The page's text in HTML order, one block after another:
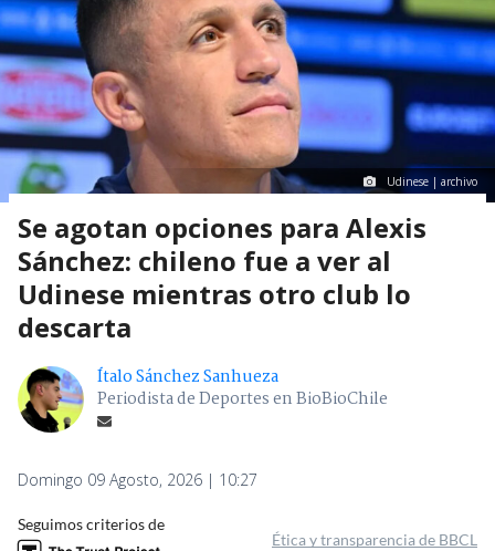
Udinese | archivo
Se agotan opciones para Alexis
Sánchez: chileno fue a ver al
Udinese mientras otro club lo
descarta
Ítalo Sánchez Sanhueza
Periodista de Deportes en BioBioChile
Domingo 09 Agosto, 2026 | 10:27
Seguimos criterios de
Ética y transparencia de BBCL